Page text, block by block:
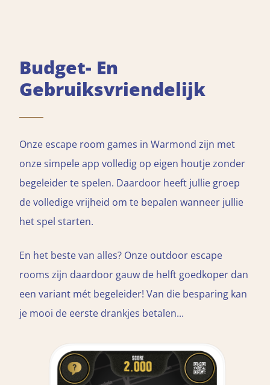
Budget- En
Gebruiksvriendelijk
Onze escape room games in Warmond zijn met
onze simpele app volledig op eigen houtje zonder
begeleider te spelen. Daardoor heeft jullie groep
de volledige vrijheid om te bepalen wanneer jullie
het spel starten.
En het beste van alles? Onze outdoor escape
rooms zijn daardoor gauw de helft goedkoper dan
een variant mét begeleider! Van die besparing kan
je mooi de eerste drankjes betalen...